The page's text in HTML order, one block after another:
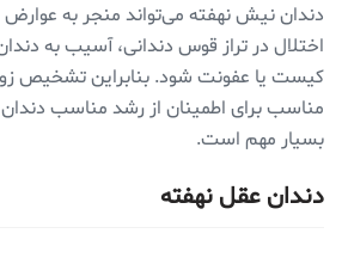
دندان نیش نهفته می‌تواند منجر به
اختلال در تراز قوس دندانی، آسیب به
کیست یا عفونت شود. بنابراین تشخیص
مناسب برای اطمینان از رشد مناسب
بسیار مهم است.
دندان عقل نهفته